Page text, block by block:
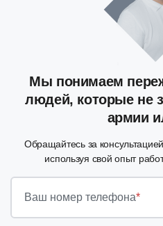
Мы понимаем
людей, которые не
армии
Обращайтесь за
используя свой опыт
Ваш номер телефона*